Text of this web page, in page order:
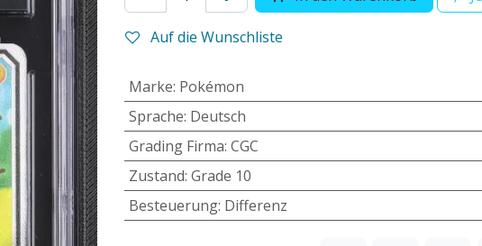
Auf die Wunschliste
Marke: Pokémon
Sprache: Deutsch
Grading Firma: CGC
Zustand: Grade 10
Besteuerung: Differenz